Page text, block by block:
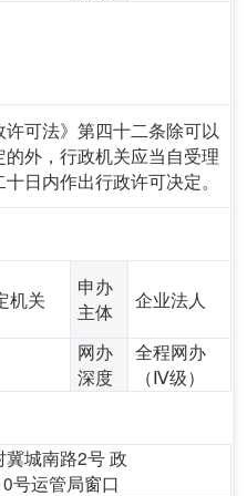
许可法》第四十二条除可以
外，行政机关应当自受理
日内作出行政许可决定。
机关
申办
主体
企业法人
网办
深度
全程网办
（Ⅳ级）
城南路2号 政
号运管局窗口